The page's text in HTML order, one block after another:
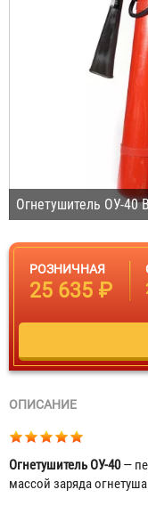
Огнетушитель ОУ-40
РОЗНИЧНАЯ
25 635 ₽
ОПИСАНИЕ
Огнетушитель ОУ-40—
массой заряда